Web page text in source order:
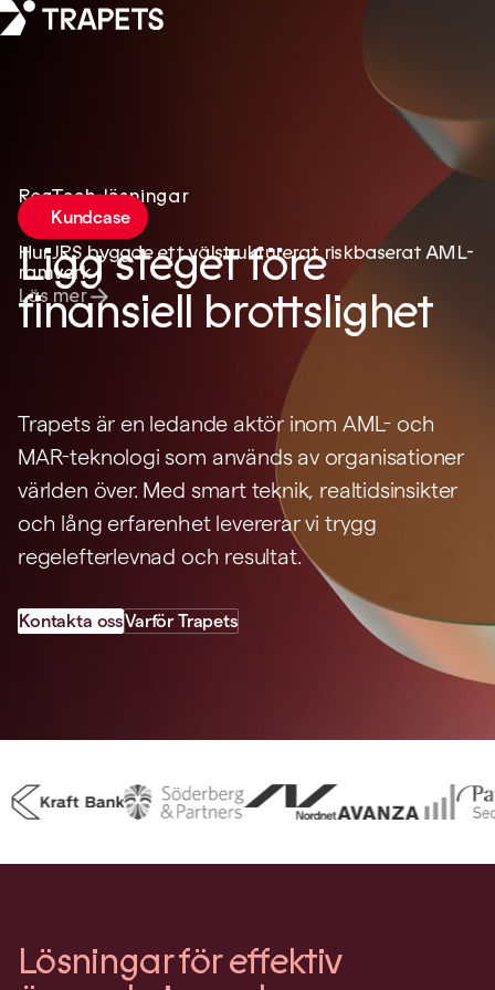
Kundcase
Hur JRS byggde ett välstrukturerat, riskbaserat AML-
ramverk
Läs mer
RegTech-lösningar
Ligg steget före
finansiell brottslighet
Trapets är en ledande aktör inom AML- och
MAR-teknologi som används av organisationer
världen över. Med smart teknik, realtidsinsikter
och lång erfarenhet levererar vi trygg
regelefterlevnad och resultat.
Kontakta ossVarför Trapets
Lösningar för effektiv